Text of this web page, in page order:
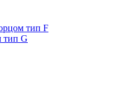
тип F
тип G